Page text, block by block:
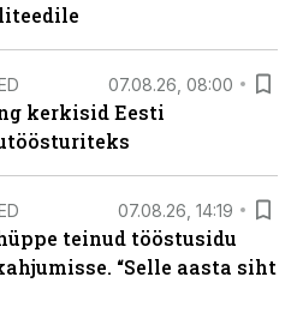
07.08.26, 08:00
kerkisid Eesti
07.08.26, 14:19
teinud tööstusidu
“Selle aasta siht